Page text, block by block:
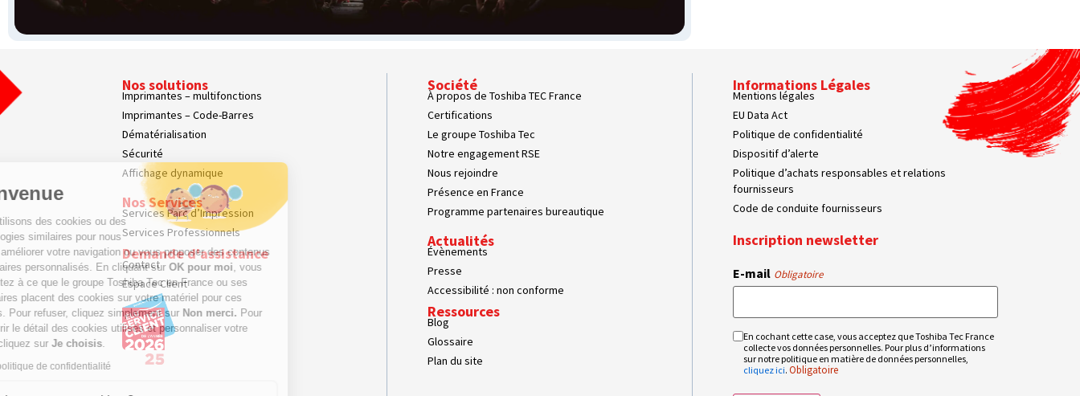
Nos solutions
Imprimantes – multifonctions
Imprimantes – Code-Barres
Dématérialisation
Sécurité
Affichage dynamique
Nos Services
Services Parc d’Impression
Services Professionnels
Demande d'assistance
Contact
Espace Client
Société
À propos de Toshiba TEC France
Certifications
Le groupe Toshiba Tec
Notre engagement RSE
Nous rejoindre
Présence en France
Programme partenaires bureautique
Actualités
Évènements
Presse
Accessibilité : non conforme
Ressources
Blog
Glossaire
Plan du site
Informations Légales
Mentions légales
EU Data Act
Politique de confidentialité
Dispositif d’alerte
Politique d’achats responsables et relations
fournisseurs
Code de conduite fournisseurs
Inscription newsletter
E-mail Obligatoire
RGPD
Obligatoire
En cochant cette case, vous acceptez que Toshiba Tec France
collecte vos données personnelles. Pour plus d’informations
sur notre politique en matière de données personnelles,
cliquez ici. Obligatoire
Bienvenue
Nous utilisons des cookies ou des
technologies similaires pour nous
aider à améliorer votre navigation ou vous proposer des contenus
publicitaires personnalisés. En cliquant sur OK pour moi
consentez à ce que le groupe Toshiba Tec en France ou ses
partenaires placent des cookies sur votre matériel pour ces
finalités. Pour refuser, cliquez simplement surNon merci.
découvrir le détail des cookies utilisés et personnaliser votre
choix, cliquez sur
Je choisis
Lire la politique de confidentialité